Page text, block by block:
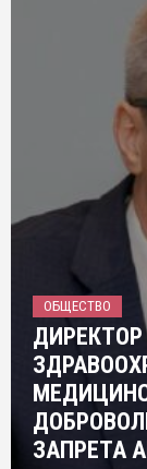
ОБЩЕСТВО
ЗАПРЕТА